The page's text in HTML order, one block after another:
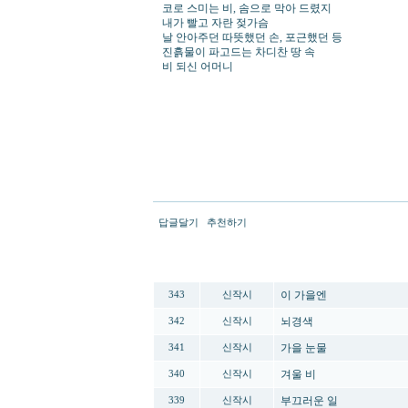
코로 스미는 비, 솜으로 막아 드렸지
내가 빨고 자란 젖가슴
날 안아주던 따뜻했던 손, 포근했던 등
진흙물이 파고드는 차디찬 땅 속
비 되신 어머니
답글달기 추천하기
343 신작시 이 가을엔
342 신작시 뇌경색
341 신작시 가을 눈물
340 신작시 겨울 비
339 신작시 부끄러운 일